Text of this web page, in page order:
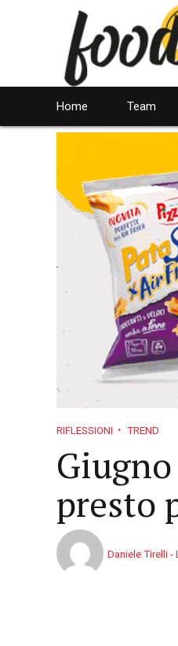
Home Team
RIFLESSIONI TREND
presto
Daniele Tirelli -